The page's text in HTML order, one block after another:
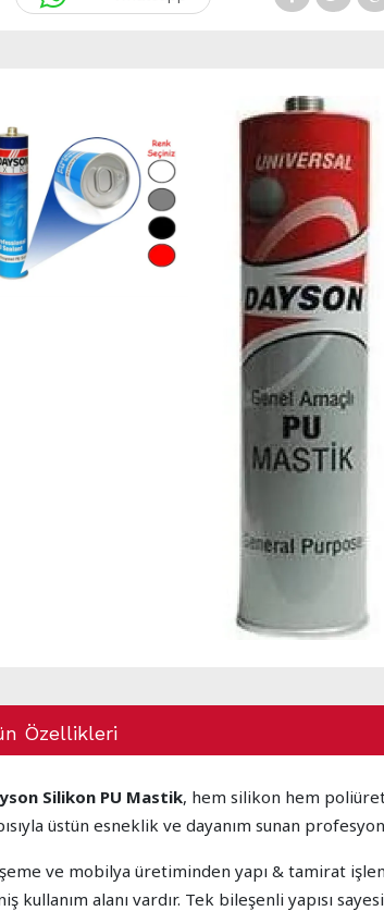
Özellikleri
Silikon PU Mastik, hem silikon hem
üstün esneklik ve dayanım sunan
ve mobilya üretiminden yapı & tamirat
kullanım alanı vardır. Tek bileşenli yapısı